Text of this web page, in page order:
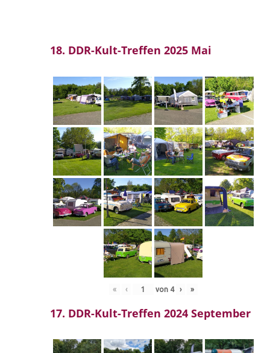
18. DDR-Kult-Treffen 2025 Mai
« ‹ von 4 › »
17. DDR-Kult-Treffen 2024 September